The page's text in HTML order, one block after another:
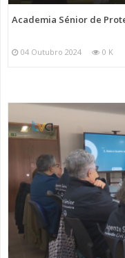
Academia Sénior de
04 Outubro 2024 0 K